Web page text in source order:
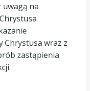
uwagą na
Chrystusa wraz z
zastąpienia